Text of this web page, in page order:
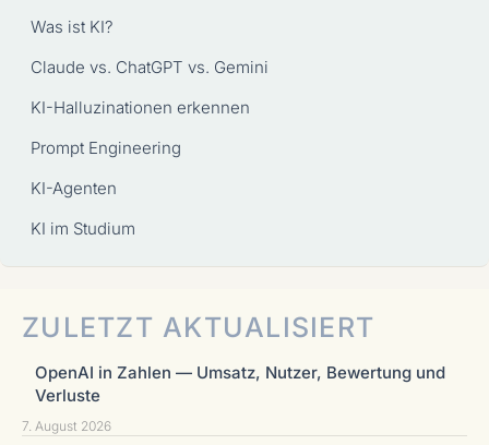
Was ist KI?
Claude vs. ChatGPT vs. Gemini
KI-Halluzinationen erkennen
Prompt Engineering
KI-Agenten
KI im Studium
ZULETZT AKTUALISIERT
OpenAI in Zahlen — Umsatz, Nutzer, Bewertung und
Verluste
7. August 2026